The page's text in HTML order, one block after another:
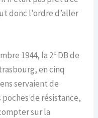
donc l’ordre d’aller
1944, la 2e DB de
en cinq
servaient de
de résistance,
sur la